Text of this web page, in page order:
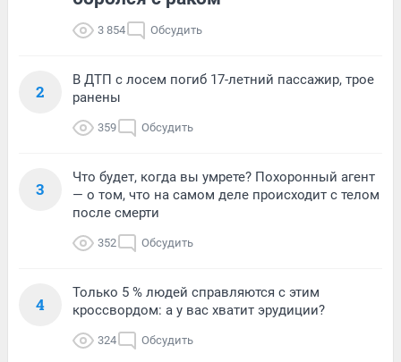
3 854 Обсудить
2
В ДТП с лосем погиб 17-летний пассажир, трое
ранены
359 Обсудить
3
Что будет, когда вы умрете? Похоронный агент
— о том, что на самом деле происходит с телом
после смерти
352 Обсудить
4
Только 5 % людей справляются с этим
кроссвордом: а у вас хватит эрудиции?
324 Обсудить